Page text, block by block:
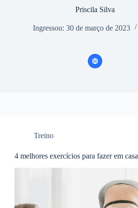
Priscila Silva
Ingressou: 30 de março de 2023
Treino
4 melhores exercícios para fazer em casa